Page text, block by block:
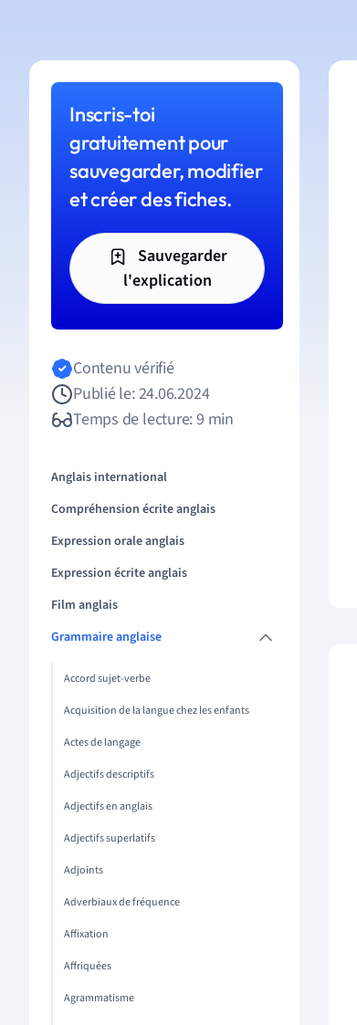
Inscris-toi
gratuitement pour
sauvegarder, modifier
et créer des fiches.
Sauvegarder
l'explication
Contenu vérifié
Publié le: 24.06.2024
Temps de lecture: 9 min
Anglais international
Compréhension écrite anglais
Expression orale anglais
Expression écrite anglais
Film anglais
Grammaire anglaise
Accord sujet-verbe
Acquisition de la langue chez les enfants
Actes de langage
Adjectifs descriptifs
Adjectifs en anglais
Adjectifs superlatifs
Adjoints
Adverbiaux de fréquence
Affixation
Affriquées
Agrammatisme